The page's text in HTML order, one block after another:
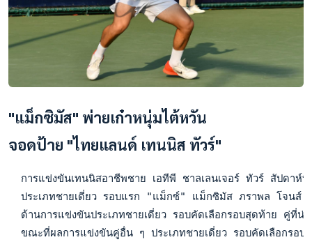
"แม็กซิมัส" พ่ายเก๋าหนุ่มไต้หวัน
จอดป้าย "ไทยแลนด์ เทนนิส ทัวร์"
การแข่งขันเทนนิสอาชีพชาย เอทีพี ชาลเลนเจอร์ ทัวร์ สัปดา
ประเภทชายเดี่ยว รอบแรก "แม็กซ์" แม็กซิมัส ภราพล โจนส์
ด้านการแข่งขันประเภทชายเดี่ยว รอบคัดเลือกรอบสุดท้าย คู่ที่
ขณะที่ผลการแข่งขันคู่อื่น ๆ ประเภทชายเดี่ยว รอบคัดเลือกรอบ